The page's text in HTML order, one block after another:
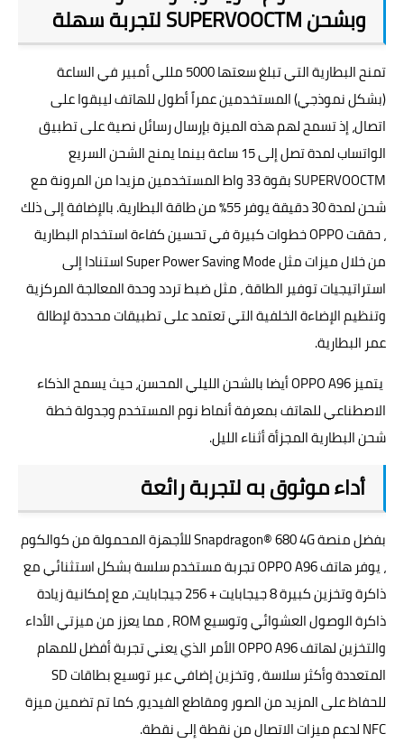
وبشحن SUPERVOOCTM لتجربة سهلة
تمنح البطارية التي تبلغ سعتها 5000 مللي أمبير في الساعة
(بشكل نموذجي) المستخدمين عمراً أطول للهاتف ليبقوا على
اتصال، إذ تسمح لهم هذه الميزة بإرسال رسائل نصية على تطبيق
الواتساب لمدة تصل إلى 15 ساعة بينما يمنح الشحن السريع
SUPERVOOCTM بقوة 33 واط المستخدمين مزيدا من المرونة مع
شحن لمدة 30 دقيقة يوفر 55٪ من طاقة البطارية. بالإضافة إلى ذلك
، حققت OPPO خطوات كبيرة في تحسين كفاءة استخدام البطارية
من خلال ميزات مثل Super Power Saving Mode استنادا إلى
استراتيجيات توفير الطاقة ، مثل ضبط تردد وحدة المعالجة المركزية
وتنظيم الإضاءة الخلفية التي تعتمد على تطبيقات محددة لإطالة
عمر البطارية.
يتميز OPPO A96 أيضا بالشحن الليلي المحسن، حيث يسمح الذكاء
الاصطناعي للهاتف بمعرفة أنماط نوم المستخدم وجدولة خطة
شحن البطارية المجزأة أثناء الليل.
أداء موثوق به لتجربة رائعة
بفضل منصة Snapdragon® 680 4G للأجهزة المحمولة من كوالكوم
، يوفر هاتف OPPO A96 تجربة مستخدم سلسة بشكل استثنائي مع
ذاكرة وتخزين كبيرة 8 جيجابايت + 256 جيجابايت، مع إمكانية زيادة
ذاكرة الوصول العشوائي وتوسيع ROM ، مما يعزز من ميزتي الأداء
والتخزين لهاتف OPPO A96 الأمر الذي يعني تجربة أفضل للمهام
المتعددة وأكثر سلاسة ، وتخزين إضافي عبر توسيع بطاقات SD
للحفاظ على المزيد من الصور ومقاطع الفيديو، كما تم تضمين ميزة
NFC لدعم ميزات الاتصال من نقطة إلى نقطة.